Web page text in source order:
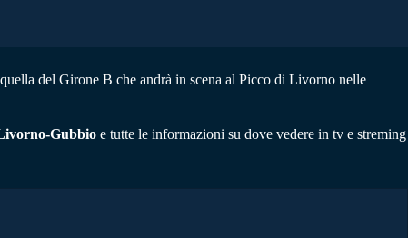
del Girone B che andrà in scena al Picco di Livorno nelle
Gubbio e tutte le informazioni su dove vedere in tv e streming